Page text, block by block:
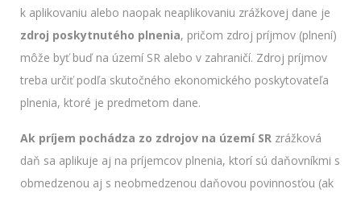
k aplikovaniu alebo naopak neaplikovaniu zrážkovej dane je
zdroj poskytnutého plnenia, pričom zdroj príjmov (plnení)
môže byť buď na území SR alebo v zahraničí. Zdroj príjmov
treba určiť podľa skutočného ekonomického poskytovateľa
plnenia, ktoré je predmetom dane.
Ak príjem pochádza zo zdrojov na území SR zrážková
daň sa aplikuje aj na príjemcov plnenia, ktorí sú daňovníkmi s
obmedzenou aj s neobmedzenou daňovou povinnosťou (ak